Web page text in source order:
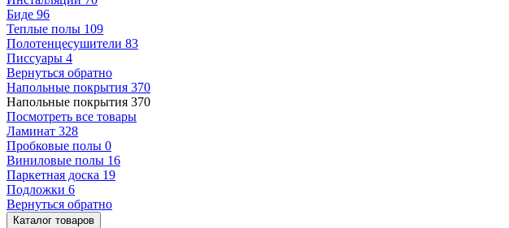
Биде 96
Теплые полы 109
Полотенцесушители 83
Писсуары 4
Вернуться обратно
Напольные покрытия 370
Напольные покрытия 370
Посмотреть все товары
Ламинат 328
Пробковые полы 0
Виниловые полы 16
Паркетная доска 19
Подложки 6
Вернуться обратно
Каталог товаров